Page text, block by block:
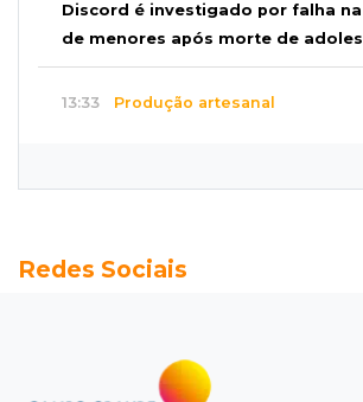
Discord é investigado por falha
de menores após morte de
13:33 Produção artesanal
Idoso tem R$ 39,7 mil retirados da
Artigos
O crescimento descontrolado das
Redes Sociais